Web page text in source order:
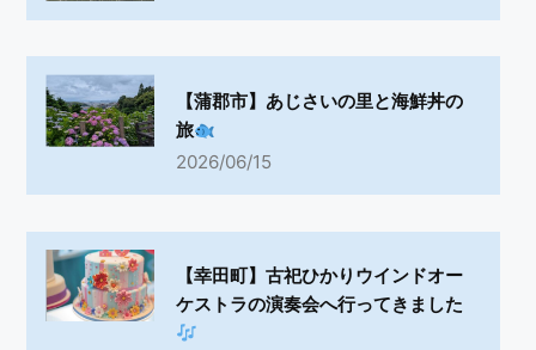
【蒲郡市】あじさいの里と海鮮丼の
旅
2026/06/15
【幸田町】古祀ひかりウインドオー
ケストラの演奏会へ行ってきました